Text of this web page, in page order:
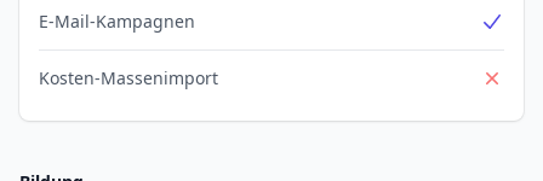
E-Mail-Kampagnen
Kosten-Massenimport